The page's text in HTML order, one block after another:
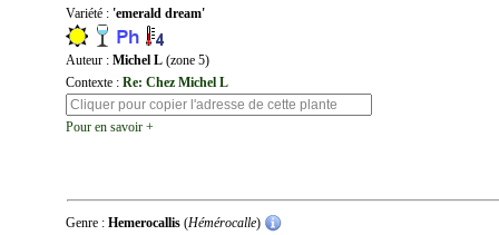
Variété : 'emerald dream'
Auteur : Michel L (zone 5)
Contexte : Re: Chez Michel L
Pour en savoir +
Genre : Hemerocallis (Hémérocalle)